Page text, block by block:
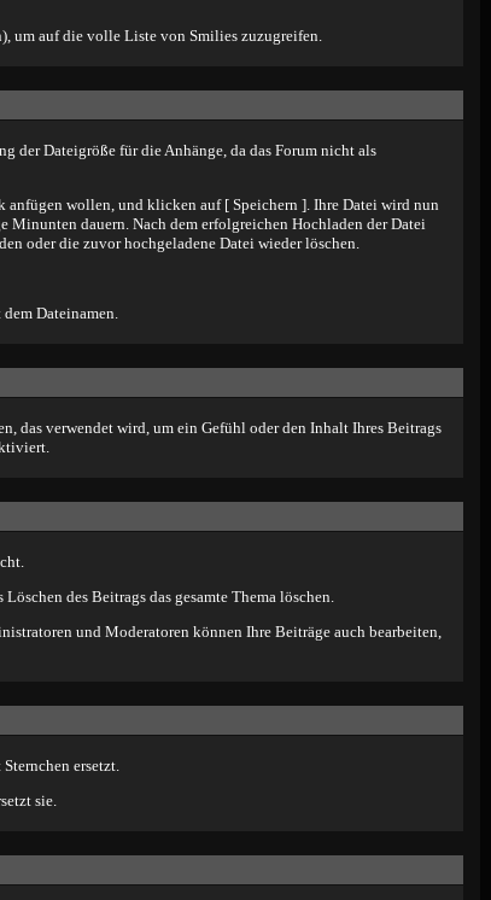
um auf die volle Liste von Smilies zuzugreifen.
der Dateigröße für die Anhänge, da das Forum nicht als
wollen, und klicken auf [ Speichern ]. Ihre Datei wird nun
Minunten dauern. Nach dem erfolgreichen Hochladen der Datei
oder die zuvor hochgeladene Datei wieder löschen.
Dateinamen.
das verwendet wird, um ein Gefühl oder den Inhalt Ihres Beitrags
des Beitrags das gesamte Thema löschen.
und Moderatoren können Ihre Beiträge auch bearbeiten,
ersetzt.
sie.